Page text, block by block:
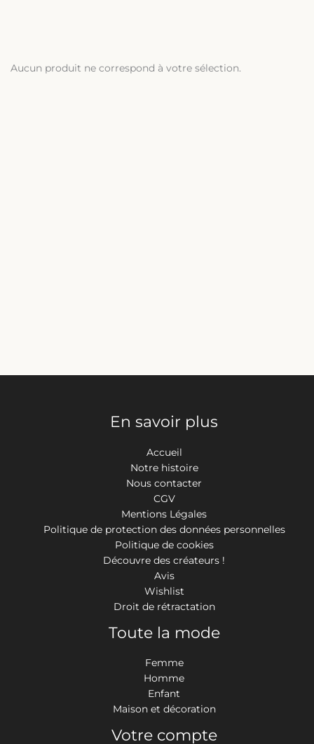
Aucun produit ne correspond à votre sélection.
En savoir plus
Accueil
Notre histoire
Nous contacter
CGV
Mentions Légales
Politique de protection des données personnelles
Politique de cookies
Découvre des créateurs !
Avis
Wishlist
Droit de rétractation
Toute la mode
Femme
Homme
Enfant
Maison et décoration
Votre compte